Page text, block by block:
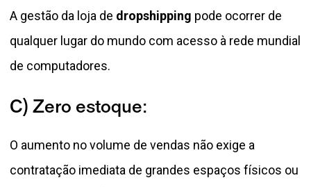
A gestão da loja de dropshipping pode ocorrer de
qualquer lugar do mundo com acesso à rede mundial
de computadores.
C) Zero estoque:
O aumento no volume de vendas não exige a
contratação imediata de grandes espaços físicos ou